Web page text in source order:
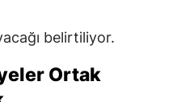
belirtiliyor.
Ortak